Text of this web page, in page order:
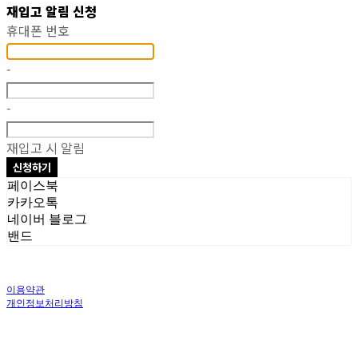
재입고 알림 신청
휴대폰 번호
-
-
재입고 시 알림
신청하기
페이스북
카카오톡
네이버 블로그
밴드
이용약관
개인정보처리방침